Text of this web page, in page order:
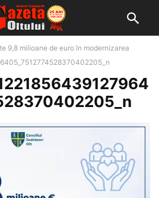
9,8 milioane de euro în modernizarea